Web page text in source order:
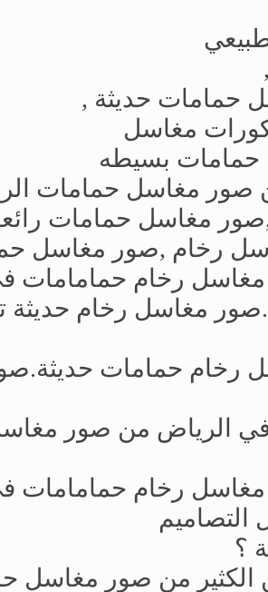
حمامات حديثة ,
مغاسل
بسيطه
صور مغاسل حمامات
مغاسل حمامات
رخام ,صور مغاسل
مغاسل رخام حمامامات
مغاسل رخام حديثة
رخام حمامات
في الرياض من صور
مغاسل رخام حمامامات
؟
الكثير من صور